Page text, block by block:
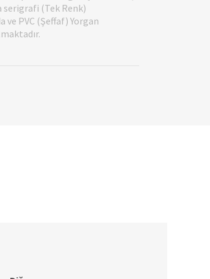
serigrafi (Tek Renk)
ve PVC (Şeffaf) Yorgan